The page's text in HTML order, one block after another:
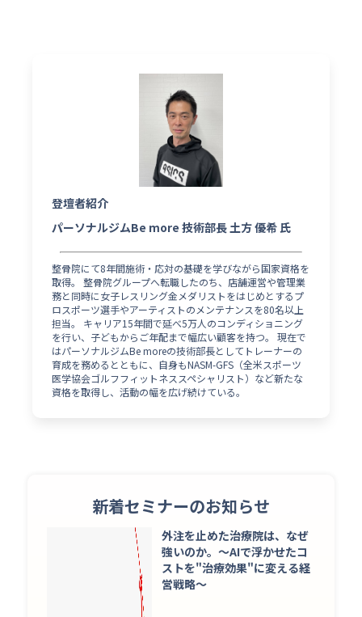
登壇者紹介
パーソナルジムBe more 技術部長 土方 優希 氏
整骨院にて8年間施術・応対の基礎を学びながら国家資格を
取得。 整骨院グループへ転職したのち、店舗運営や管理業
務と同時に女子レスリング金メダリストをはじめとするプ
ロスポーツ選手やアーティストのメンテナンスを80名以上
担当。 キャリア15年間で延べ5万人のコンディショニング
を行い、子どもからご年配まで幅広い顧客を持つ。 現在で
はパーソナルジムBe moreの技術部長としてトレーナーの
育成を務めるとともに、自身もNASM-GFS（全米スポーツ
医学協会ゴルフフィットネススペシャリスト）など新たな
資格を取得し、活動の幅を広げ続けている。
新着セミナーのお知らせ
外注を止めた治療院は、なぜ
強いのか。〜AIで浮かせたコ
ストを"治療効果"に変える経
営戦略〜